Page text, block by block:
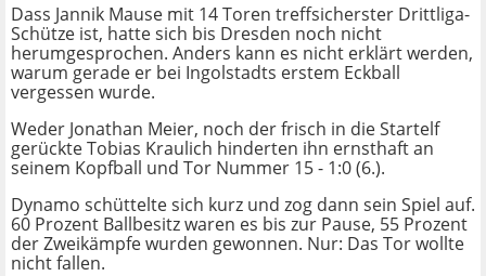
Dass Jannik Mause mit 14 Toren treffsicherster Drittliga-
Schütze ist, hatte sich bis Dresden noch nicht
herumgesprochen. Anders kann es nicht erklärt werden,
warum gerade er bei Ingolstadts erstem Eckball
vergessen wurde.
Weder Jonathan Meier, noch der frisch in die Startelf
gerückte Tobias Kraulich hinderten ihn ernsthaft an
seinem Kopfball und Tor Nummer 15 - 1:0 (6.).
Dynamo schüttelte sich kurz und zog dann sein Spiel auf.
60 Prozent Ballbesitz waren es bis zur Pause, 55 Prozent
der Zweikämpfe wurden gewonnen. Nur: Das Tor wollte
nicht fallen.